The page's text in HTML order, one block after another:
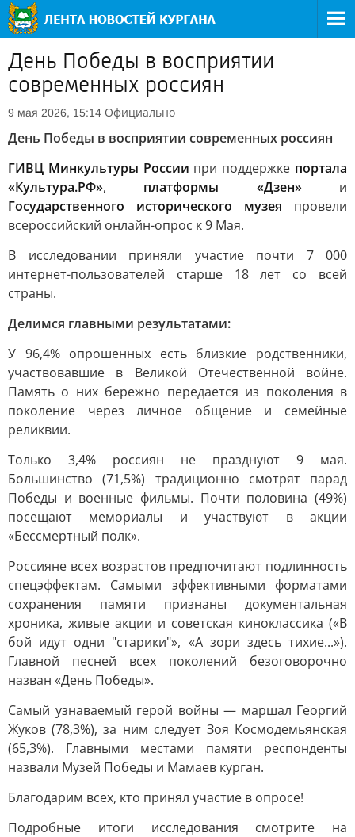
День Победы в восприятии
современных россиян
9 мая 2026, 15:14 Официально
День Победы в восприятии современных россиян
ГИВЦ Минкультуры России при поддержке портала
«Культура.РФ», платформы «Дзен»и
Государственного исторического музея провели
всероссийский онлайн-опрос к 9 Мая.
В исследовании приняли участие почти 7 000
интернет-пользователей старше 18 лет со всей
страны.
Делимся главными результатами:
У 96,4% опрошенных есть близкие родственники,
участвовавшие в Великой Отечественной войне.
Память о них бережно передается из поколения в
поколение через личное общение и семейные
реликвии.
Только 3,4% россиян не празднуют 9 мая.
Большинство (71,5%) традиционно смотрят парад
Победы и военные фильмы. Почти половина (49%)
посещают мемориалы и участвуют в акции
«Бессмертный полк».
Россияне всех возрастов предпочитают подлинность
спецэффектам. Самыми эффективными форматами
сохранения памяти признаны документальная
хроника, живые акции и советская киноклассика («В
бой идут одни "старики"», «А зори здесь тихие...»).
Главной песней всех поколений безоговорочно
назван «День Победы».
Самый узнаваемый герой войны — маршал Георгий
Жуков (78,3%), за ним следует Зоя Космодемьянская
(65,3%). Главными местами памяти респонденты
назвали Музей Победы и Мамаев курган.
Благодарим всех, кто принял участие в опросе!
Подробные итоги исследования смотрите на